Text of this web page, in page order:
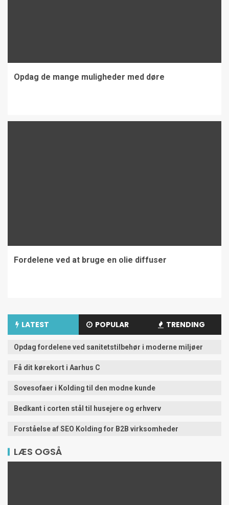
Opdag de mange muligheder med døre
Fordelene ved at bruge en olie diffuser
LATEST POPULAR TRENDING
Opdag fordelene ved sanitetstilbehør i moderne miljøer
Få dit kørekort i Aarhus C
Sovesofaer i Kolding til den modne kunde
Bedkant i corten stål til husejere og erhverv
Forståelse af SEO Kolding for B2B virksomheder
LÆS OGSÅ